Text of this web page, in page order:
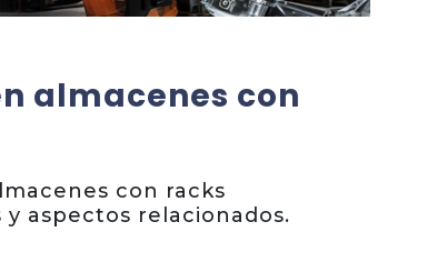
almacenes con
con racks
aspectos relacionados.